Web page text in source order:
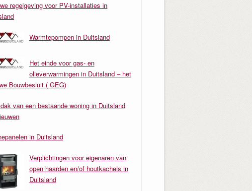
regelgeving voor PV-installaties in
Warmtepompen in Duitsland
Het einde voor gas- en
olieverwarmingen in Duitsland – het
Bouwbesluit ( GEG)
van een bestaande woning in Duitsland
in Duitsland
Verplichtingen voor eigenaren van
open haarden en/of houtkachels in
Duitsland